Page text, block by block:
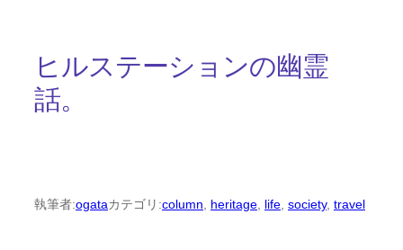
ヒルステーションの幽霊
話。
執筆者:ogataカテゴリ:column heritage life society, travel